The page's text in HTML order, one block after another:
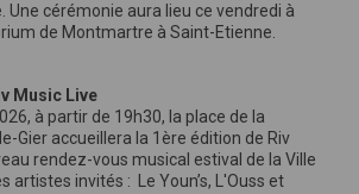
Une cérémonie aura lieu ce vendredi à
de Montmartre à Saint-Etienne.
Music Live
à partir de 19h30, la place de la
Gier accueillera la 1ère édition de Riv
rendez-vous musical estival de la Ville
artistes invités : Le Youn’s, L'Ouss et